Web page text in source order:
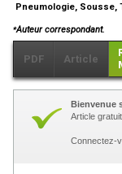
Pneumologie, Sousse,
⁎Auteur correspondant.
PDF Article
Bienvenue
Article gratuit.
Connectez-